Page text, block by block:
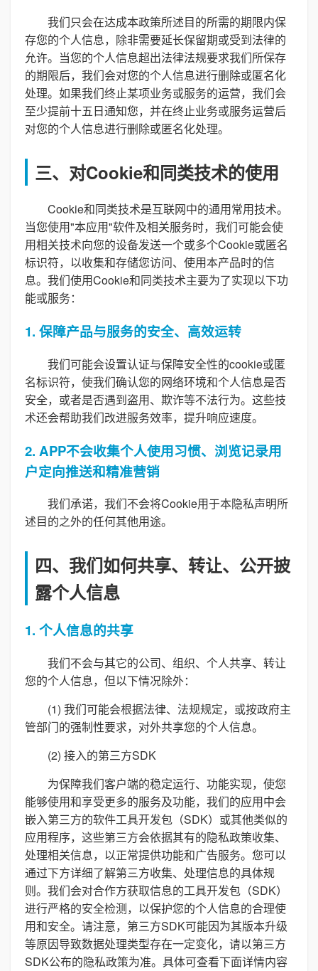
我们只会在达成本政策所述目的所需的期限内保
存您的个人信息，除非需要延长保留期或受到法律的
允许。当您的个人信息超出法律法规要求我们所保存
的期限后，我们会对您的个人信息进行删除或匿名化
处理。如果我们终止某项业务或服务的运营，我们会
至少提前十五日通知您，并在终止业务或服务运营后
对您的个人信息进行删除或匿名化处理。
三、对Cookie和同类技术的使用
Cookie和同类技术是互联网中的通用常用技术。
当您使用"本应用"软件及相关服务时，我们可能会使
用相关技术向您的设备发送一个或多个Cookie或匿名
标识符，以收集和存储您访问、使用本产品时的信
息。我们使用Cookie和同类技术主要为了实现以下功
能或服务：
1. 保障产品与服务的安全、高效运转
我们可能会设置认证与保障安全性的cookie或匿
名标识符，使我们确认您的网络环境和个人信息是否
安全，或者是否遇到盗用、欺诈等不法行为。这些技
术还会帮助我们改进服务效率，提升响应速度。
2. APP不会收集个人使用习惯、浏览记录用
户定向推送和精准营销
我们承诺，我们不会将Cookie用于本隐私声明所
述目的之外的任何其他用途。
四、我们如何共享、转让、公开披
露个人信息
1. 个人信息的共享
我们不会与其它的公司、组织、个人共享、转让
您的个人信息，但以下情况除外：
(1) 我们可能会根据法律、法规规定，或按政府主
管部门的强制性要求，对外共享您的个人信息。
(2) 接入的第三方SDK
为保障我们客户端的稳定运行、功能实现，使您
能够使用和享受更多的服务及功能，我们的应用中会
嵌入第三方的软件工具开发包（SDK）或其他类似的
应用程序，这些第三方会依据其有的隐私政策收集、
处理相关信息，以正常提供功能和广告服务。您可以
通过下方详细了解第三方收集、处理信息的具体规
则。我们会对合作方获取信息的工具开发包（SDK）
进行严格的安全检测，以保护您的个人信息的合理使
用和安全。请注意，第三方SDK可能因为其版本升级
等原因导致数据处理类型存在一定变化，请以第三方
SDK公布的隐私政策为准。具体可查看下面详情内容